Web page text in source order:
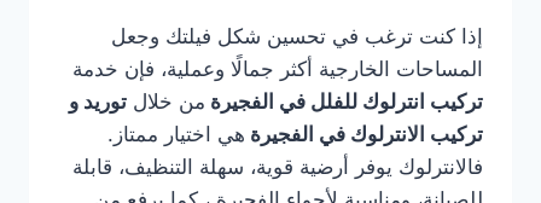
إذا كنت ترغب في تحسين شكل فيلتك وجعل
المساحات الخارجية أكثر جمالًا وعملية، فإن خدمة
تركيب انترلوك للفلل في الفجيرة من خلال توريد و
تركيب الانترلوك في الفجيرة هي اختيار ممتاز.
فالانترلوك يوفر أرضية قوية، سهلة التنظيف، قابلة